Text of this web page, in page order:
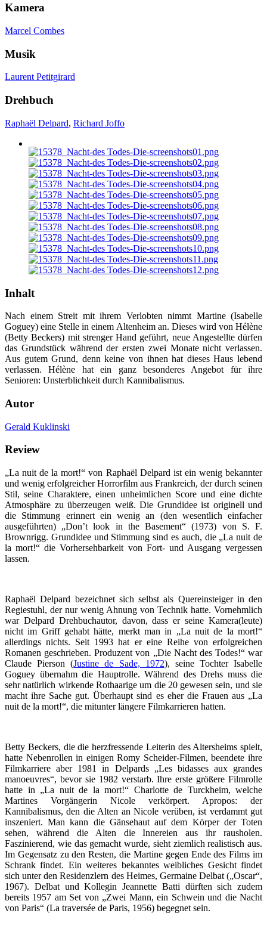
Kamera
Marcel Combes
Musik
Laurent Petitgirard
Drehbuch
Raphaël Delpard, Richard Joffo
Inhalt
Nach einem Streit mit ihrem Verlobten nimmt Martine (Isabelle
Goguey) eine Stelle in einem Altenheim an. Dieses wird von Hélène
(Betty Beckers) mit strenger Hand geführt, neue Angestellte dürfen
das Grundstück während der ersten zwei Monate nicht verlassen.
Aus gutem Grund, denn keine von ihnen hat dieses Haus lebend
verlassen. Hélène hat ein ganz besonderes Angebot für ihre
Senioren: Unsterblichkeit durch Kannibalismus.
Autor
Gerald Kuklinski
Review
„La nuit de la mort!“ von Raphaël Delpard ist ein wenig bekannter
und wenig erfolgreicher Horrorfilm aus Frankreich, der durch seinen
Stil, seine Charaktere, einen unheimlichen Score und eine dichte
Atmosphäre zu überzeugen weiß. Die Grundidee ist originell und
die Stimmung erinnert ein wenig an (den wesentlich einfacher
ausgeführten) „Don’t look in the Basement“ (1973) von S. F.
Brownrigg. Grundidee und Stimmung sind es auch, die „La nuit de
la mort!“ die Vorhersehbarkeit von Fort- und Ausgang vergessen
lassen.
Raphaël Delpard bezeichnet sich selbst als Quereinsteiger in den
Regiestuhl, der nur wenig Ahnung von Technik hatte. Vornehmlich
war Delpard Drehbuchautor, davon, dass er seine Kamera(leute)
nicht im Griff gehabt hätte, merkt man in „La nuit de la mort!“
allerdings nichts. Seit 1993 hat er eine Reihe von erfolgreichen
Romanen geschrieben. Produzent von „Die Nacht des Todes!“ war
Claude Pierson (Justine de Sade, 1972), seine Tochter Isabelle
Goguey übernahm die Hauptrolle. Während des Drehs muss die
sehr natürlich wirkende Rothaarige um die 20 gewesen sein, und sie
macht ihre Sache gut. Überhaupt sind es eher die Frauen aus „La
nuit de la mort!“, die mitunter längere Filmkarrieren hatten.
Betty Beckers, die die herzfressende Leiterin des Altersheims spielt,
hatte Nebenrollen in einigen Romy Scheider-Filmen, beendete ihre
Filmkarriere aber 1981 in Delpards „Les bidasses aux grandes
manoeuvres“, bevor sie 1982 verstarb. Ihre erste größere Filmrolle
hatte in „La nuit de la mort!“ Charlotte de Turckheim, welche
Martines Vorgängerin Nicole verkörpert. Apropos: der
Kannibalismus, den die Alten an Nicole verüben, ist verdammt gut
inszeniert. Man kann die Gänsehaut auf dem Körper der Toten
sehen, während die Alten die Innereien aus ihr rausholen.
Faszinierend, wie das gemacht wurde, sieht ziemlich realistisch aus.
Im Gegensatz zu den Resten, die Martine gegen Ende des Films im
Schrank findet. Ein weiteres bekanntes weibliches Gesicht findet
sich unter den Residenzlern des Heimes, Germaine Delbat („Oscar“,
1967). Delbat und Kollegin Jeannette Batti dürften sich zudem
bereits 1957 am Set von „Zwei Mann, ein Schwein und die Nacht
von Paris“ (La traversée de Paris, 1956) begegnet sein.